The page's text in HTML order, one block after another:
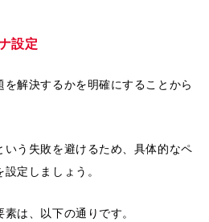
設定
解決するかを明確にすることから
いう失敗を避けるため、具体的なペ
定しましょう。
は、以下の通りです。